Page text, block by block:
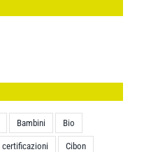
Bambini Bio
certificazioni Cibon